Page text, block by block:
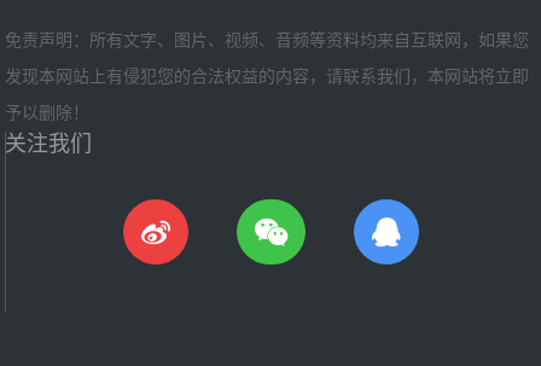
免责声明：所有文字、图片、视频、音频等资料均来自互联网，如果您
发现本网站上有侵犯您的合法权益的内容，请联系我们，本网站将立即
予以删除！
关注我们